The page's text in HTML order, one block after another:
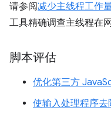
请参阅减少主线程工作
工具精确调查主线程在
脚本评估
优化第三方
使输入处理程序去